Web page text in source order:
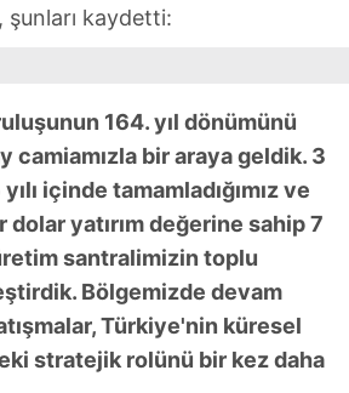
kaydetti:
164. yıl dönümünü
camiamızla bir araya geldik. 3
içinde tamamladığımız ve
yatırım değerine sahip 7
santralimizin toplu
Bölgemizde devam
Türkiye'nin küresel
stratejik rolünü bir kez daha